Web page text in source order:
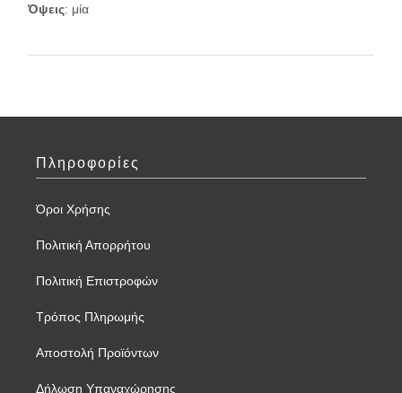
Όψεις: μία
Πληροφορίες
Όροι Χρήσης
Πολιτική Απορρήτου
Πολιτική Επιστροφών
Τρόπος Πληρωμής
Αποστολή Προϊόντων
Δήλωση Υπαναχώρησης